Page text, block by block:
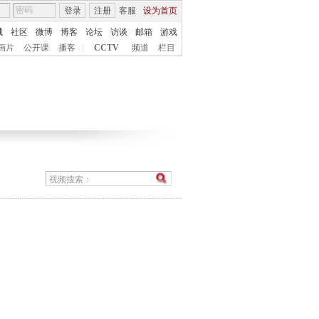
客服 设为首页
登录 注册
社区 微博 博客 论坛 访谈 邮箱
游戏
片 公开课 播客 CCTV 频道 栏目